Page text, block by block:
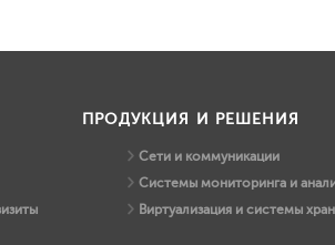
ПРОДУКЦИЯ И РЕШЕНИЯ
Сети и коммуникации
Системы мониторинга и
Виртуализация и системы